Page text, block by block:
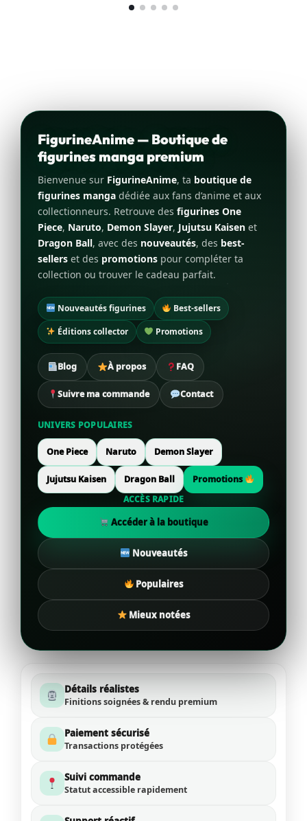
FigurineAnime — Boutique de
figurines manga premium
Bienvenue sur FigurineAnime, ta boutique de
figurines manga dédiée aux fans d’anime et aux
collectionneurs. Retrouve des figurines One
Piece, Naruto, Demon Slayer, Jujutsu Kaisen et
Dragon Ball, avec des nouveautés, des best-
sellers et des promotions pour compléter ta
collection ou trouver le cadeau parfait.
Nouveautés figurines
Best-sellers
Éditions collector
Promotions
Blog À propos FAQ
Suivre ma commande Contact
UNIVERS POPULAIRES
One Piece Naruto Demon Slayer
Jujutsu Kaisen Dragon Ball
Promotions
ACCÈS RAPIDE
Accéder à la boutique
Nouveautés
Populaires
Mieux notées
Détails réalistes
Finitions soignées & rendu premium
Paiement sécurisé
Transactions protégées
Suivi commande
Statut accessible rapidement